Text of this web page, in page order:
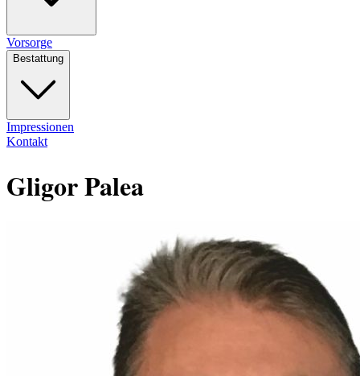
Vorsorge
Bestattung
Impressionen
Kontakt
Gligor Palea